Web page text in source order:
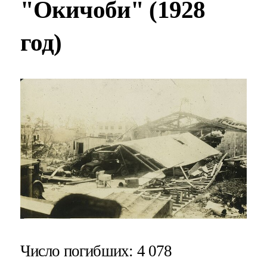
"Окичоби" (1928
год)
Число погибших: 4 078